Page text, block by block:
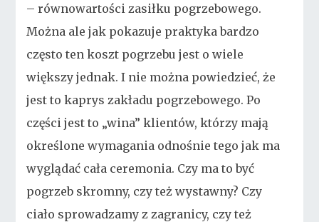
– równowartości zasiłku pogrzebowego.
Można ale jak pokazuje praktyka bardzo
często ten koszt pogrzebu jest o wiele
większy jednak. I nie można powiedzieć, że
jest to kaprys zakładu pogrzebowego. Po
części jest to „wina” klientów, którzy mają
określone wymagania odnośnie tego jak ma
wyglądać cała ceremonia. Czy ma to być
pogrzeb skromny, czy też wystawny? Czy
ciało sprowadzamy z zagranicy, czy też